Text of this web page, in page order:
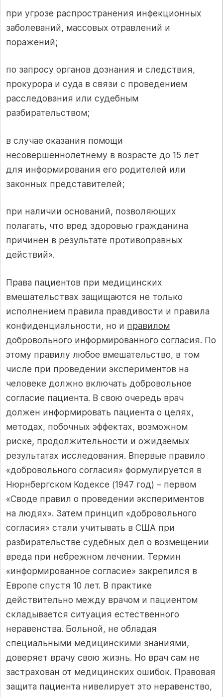
при угрозе распространения инфекционных
заболеваний, массовых отравлений и
поражений;
по запросу органов дознания и следствия,
прокурора и суда в связи с проведением
расследования или судебным
разбирательством;
в случае оказания помощи
несовершеннолетнему в возрасте до 15 лет
для информирования его родителей или
законных представителей;
при наличии оснований, позволяющих
полагать, что вред здоровью гражданина
причинен в результате противоправных
действий».
Права пациентов при медицинских
вмешательствах защищаются не только
исполнением правила правдивости и правила
конфиденциальности, но и правилом
добровольного информированного согласия. По
этому правилу любое вмешательство, в том
числе при проведении экспериментов на
человеке должно включать добровольное
согласие пациента. В свою очередь врач
должен информировать пациента о целях,
методах, побочных эффектах, возможном
риске, продолжительности и ожидаемых
результатах исследования. Впервые правило
«добровольного согласия» формулируется в
Нюрнбергском Кодексе (1947 год) – первом
«Своде правил о проведении экспериментов
на людях». Затем принцип «добровольного
согласия» стали учитывать в США при
разбирательстве судебных дел о возмещении
вреда при небрежном лечении. Термин
«информированное согласие» закрепился в
Европе спустя 10 лет. В практике
действительно между врачом и пациентом
складывается ситуация естественного
неравенства. Больной, не обладая
специальными медицинскими знаниями,
доверяет врачу свою жизнь. Но врач сам не
застрахован от медицинских ошибок. Правовая
защита пациента нивелирует это неравенство,